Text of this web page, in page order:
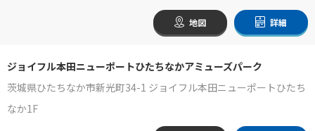
地図 詳細
ジョイフル本田ニューポートひたちなかアミューズパーク
茨城県ひたちなか市新光町34-1 ジョイフル本田ニューポートひたち
なか1F